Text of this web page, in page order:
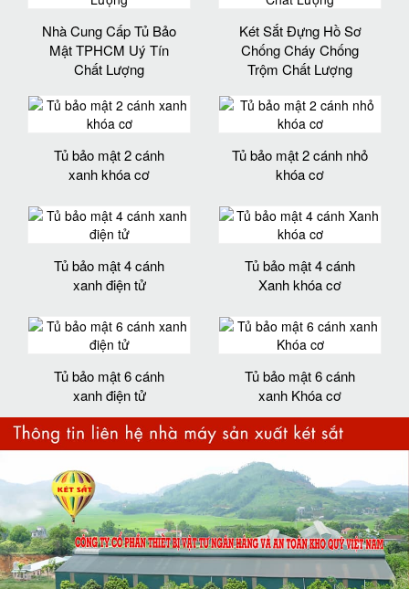
Nhà Cung Cấp Tủ Bảo
Mật TPHCM Uý Tín
Chất Lượng
Két Sắt Đựng Hồ Sơ
Chống Cháy Chống
Trộm Chất Lượng
Tủ bảo mật 2 cánh
xanh khóa cơ
Tủ bảo mật 2 cánh nhỏ
khóa cơ
Tủ bảo mật 4 cánh
xanh điện tử
Tủ bảo mật 4 cánh
Xanh khóa cơ
Tủ bảo mật 6 cánh
xanh điện tử
Tủ bảo mật 6 cánh
xanh Khóa cơ